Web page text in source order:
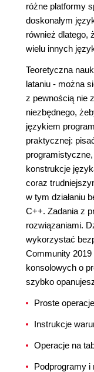
różne platformy
doskonałym
również dlatego,
wielu innych
Teoretyczna
lataniu - można
z pewnością nie
niezbędnego,
językiem
praktycznej:
konstrukcje
coraz
w tym działaniu
C++. Zadania z
rozwiązaniami.
wykorzystać
Community
konsolowych o
szybko
Proste
Instrukcje
Operacje na
Podprogramy i